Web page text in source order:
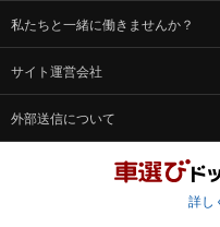
私たちと一緒に働きませんか？
サイト運営会社
外部送信について
詳し